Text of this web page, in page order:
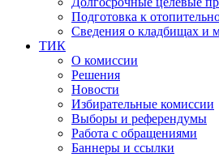
Подготовка к
Сведения о кладбищах и
ТИК
О комиссии
Решения
Новости
Избирательные комиссии
Выборы и референдумы
Работа с обращениями
Баннеры и ссылки